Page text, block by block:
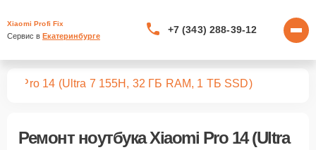
Xiaomi Profi Fix
Сервис в Екатеринбурге
+7 (343) 288-39-12
Pro 14 (Ultra 7 155H, 32 ГБ RAM, 1 ТБ SSD)
Ремонт ноутбука Xiaomi Pro 14 (Ultra